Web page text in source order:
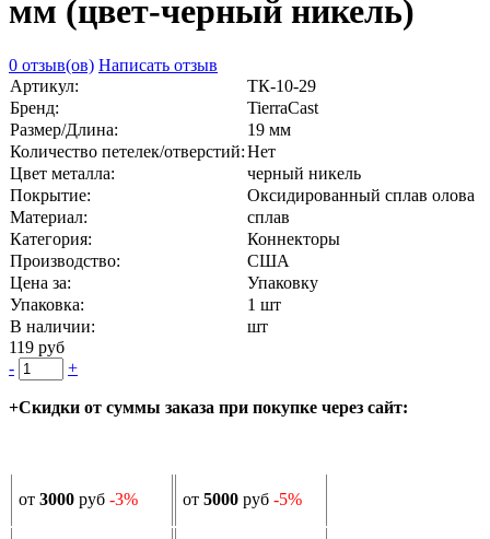
мм (цвет-черный никель)
0 отзыв(ов) Написать отзыв
Артикул:
ТК-10-29
Бренд:
TierraCast
Размер/Длина:
19 мм
Количество петелек/отверстий:Нет
Цвет металла:
черный никель
Покрытие:
Оксидированный сплав олова
Материал:
сплав
Категория:
Коннекторы
Производство:
США
Цена за:
Упаковку
Упаковка:
1 шт
В наличии:
шт
119 руб
-
+
+Скидки от суммы заказа при покупке через сайт:
от 3000 руб -3% от 5000 руб -5%